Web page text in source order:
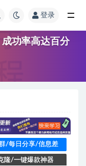
登录
成功率高达百分
/每日分享/信息差
隆/一键爆款神器